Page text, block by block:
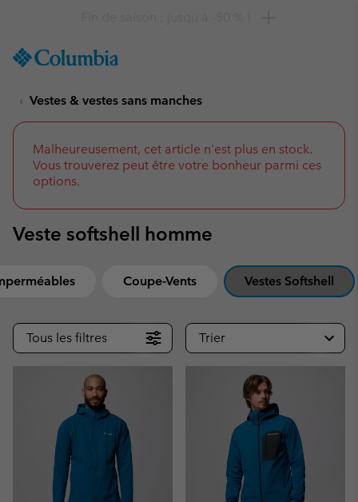
TO
SKIP
NAV
SKIP
TO
SEARCH
Vestes & vestes sans manches
Malheureusement, cet article n'est plus en stock.
Vous trouverez peut être votre bonheur parmi ces
options.
Veste softshell homme
Coupe-Vents Vestes Softshell
Tous les filtres Trier